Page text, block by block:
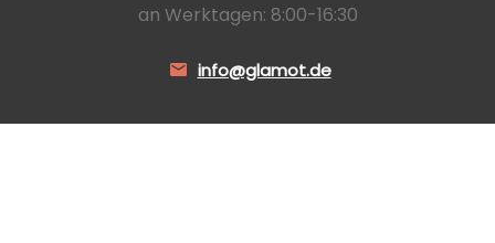
an Werktagen: 8:00-16:30
info@glamot.de